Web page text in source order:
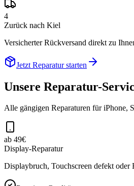
4
Zurück nach Kiel
Versicherter Rückversand direkt zu
Jetzt Reparatur starten
Unsere Reparatur-
Alle gängigen Reparaturen für iPhone,
ab 49€
Display-Reparatur
Displaybruch, Touchscreen defekt